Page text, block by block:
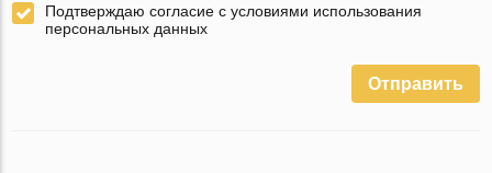
Подтверждаю согласие с условиями использования
персональных данных
Отправить